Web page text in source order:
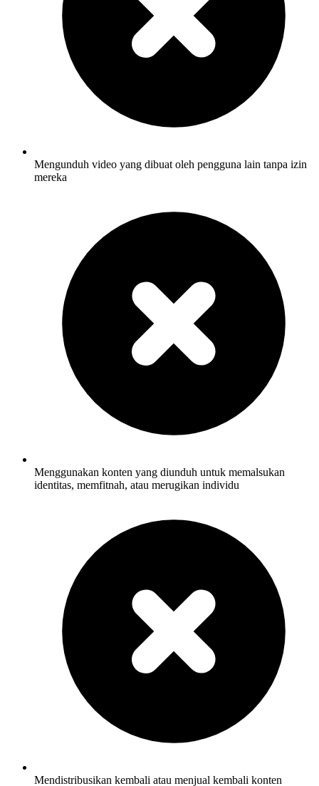
Mengunduh video yang dibuat oleh pengguna lain tanpa izin
mereka
Menggunakan konten yang diunduh untuk memalsukan
identitas, memfitnah, atau merugikan individu
Mendistribusikan kembali atau menjual kembali konten